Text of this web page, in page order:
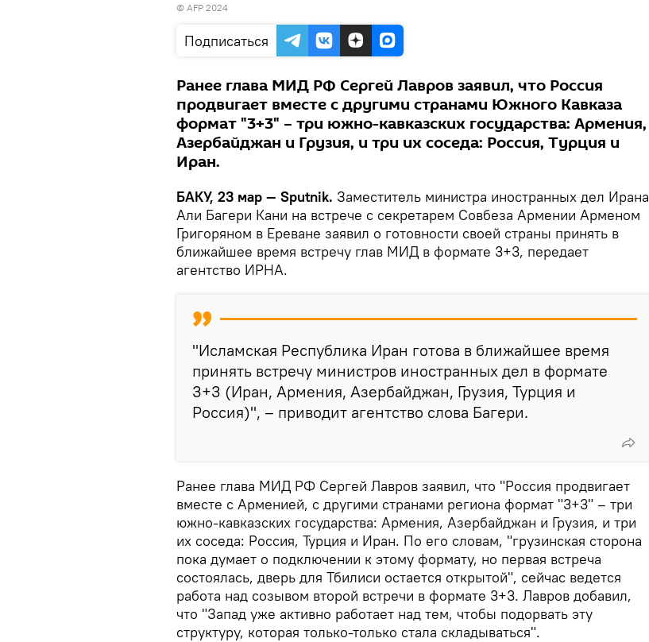
© AFP 2024
Подписаться
Ранее глава МИД РФ Сергей Лавров заявил, что Россия
продвигает вместе с другими странами Южного Кавказа
формат "3+3" – три южно-кавказских государства: Армения,
Азербайджан и Грузия, и три их соседа: Россия, Турция и
Иран.
БАКУ, 23 мар — Sputnik. Заместитель министра иностранных дел Ирана
Али Багери Кани на встрече с секретарем Совбеза Армении Арменом
Григоряном в Ереване заявил о готовности своей страны принять в
ближайшее время встречу глав МИД в формате 3+3, передает
агентство ИРНА.
"Исламская Республика Иран готова в ближайшее время
принять встречу министров иностранных дел в формате
3+3 (Иран, Армения, Азербайджан, Грузия, Турция и
Россия)", – приводит агентство слова Багери.
Ранее глава МИД РФ Сергей Лавров заявил, что "Россия продвигает
вместе с Арменией, с другими странами региона формат "3+3" – три
южно-кавказских государства: Армения, Азербайджан и Грузия, и три
их соседа: Россия, Турция и Иран. По его словам, "грузинская сторона
пока думает о подключении к этому формату, но первая встреча
состоялась, дверь для Тбилиси остается открытой", сейчас ведется
работа над созывом второй встречи в формате 3+3. Лавров добавил,
что "Запад уже активно работает над тем, чтобы подорвать эту
структуру, которая только-только стала складываться".